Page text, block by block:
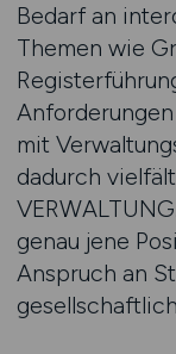
Bedarf an
Themen wie
mit
dadurch
genau jene
Anspruch an